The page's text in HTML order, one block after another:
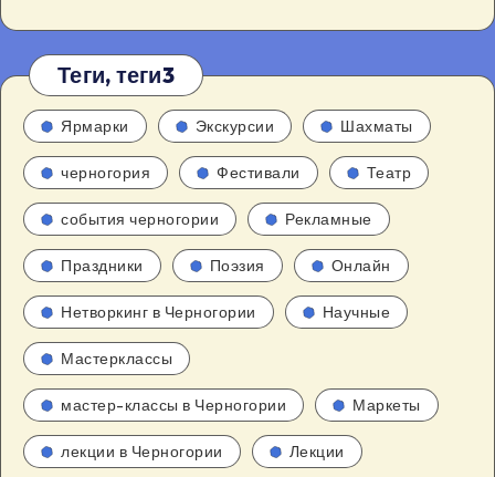
Теги, теги3
Ярмарки Экскурсии Шахматы
черногория Фестивали Театр
события черногории Рекламные
Праздники Поэзия Онлайн
Нетворкинг в Черногории Научные
Мастерклассы
мастер-классы в Черногории Маркеты
лекции в Черногории Лекции